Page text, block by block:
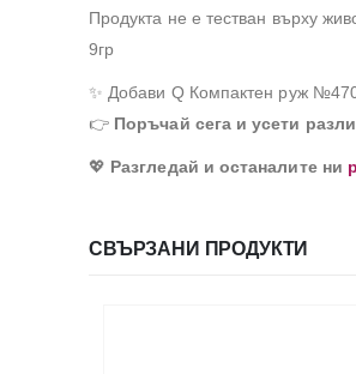
Продукта не е тестван върху
9гр
✨ Добави Q Компактен руж
👉 Поръчай сега и усети
💖 Разгледай и останалите ни
СВЪРЗАНИ ПРОДУКТИ